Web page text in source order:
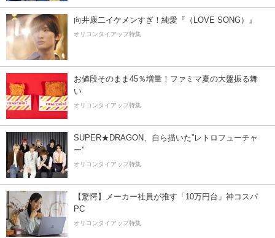
向井康二イケメンすぎ！純愛『（LOVE SONG）』
オリコンタイアップ特集
お値段そのまま45％増量！ファミマ夏の大盤振る舞
い
オリコンタイアップ特集
SUPER★DRAGON、自ら描いた”レトロフューチャ
ー”
オリコンタイアップ特集
【驚愕】メーカー社員が推す「10万円台」神コスパ
PC
オリコンタイアップ特集